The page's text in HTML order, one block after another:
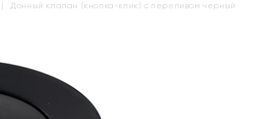
| Донный клапан (кнопка-клик) с переливом черный